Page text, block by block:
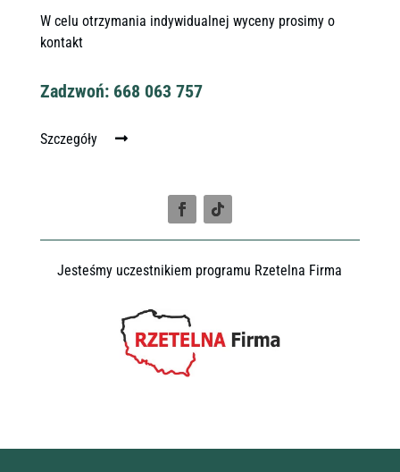
W celu otrzymania indywidualnej wyceny prosimy o
kontakt
Zadzwoń: 668 063 757
Szczegóły
Jesteśmy uczestnikiem programu Rzetelna Firma